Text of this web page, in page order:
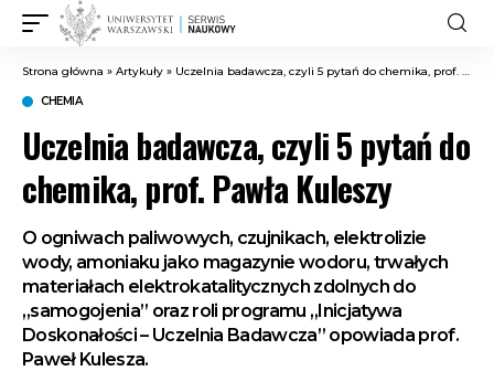
Strona główna » Artykuły » Uczelnia badawcza, czyli 5 pytań do chemika, prof. Pawła Kuleszy
CHEMIA
Uczelnia badawcza, czyli 5 pytań do
chemika, prof. Pawła Kuleszy
O ogniwach paliwowych, czujnikach, elektrolizie
wody, amoniaku jako magazynie wodoru, trwałych
materiałach elektrokatalitycznych zdolnych do
„samogojenia” oraz roli programu „Inicjatywa
Doskonałości – Uczelnia Badawcza” opowiada prof.
Paweł Kulesza.